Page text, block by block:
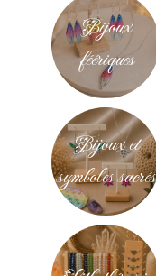
Bijoux
féériques
Bijoux et
symboles sacrés